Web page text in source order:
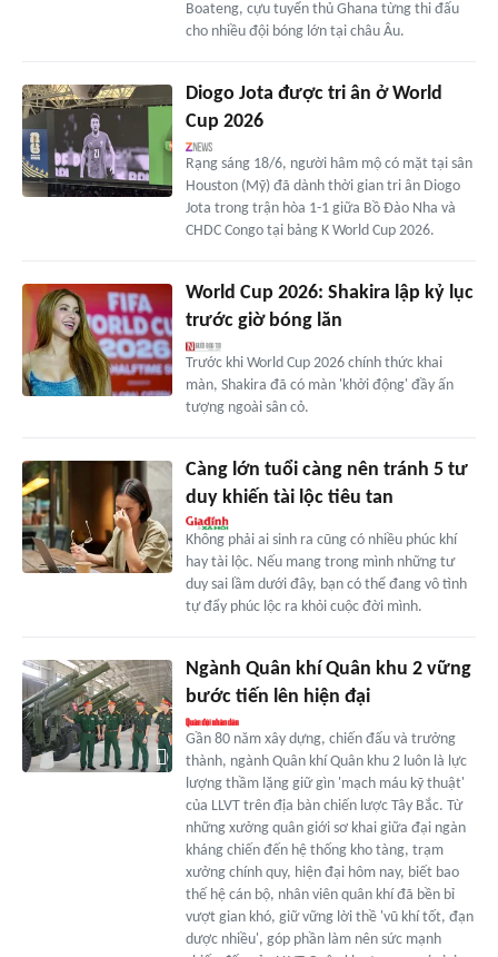
Boateng, cựu tuyển thủ Ghana từng thi đấu
cho nhiều đội bóng lớn tại châu Âu.
Diogo Jota được tri ân ở World
Cup 2026
Rạng sáng 18/6, người hâm mộ có mặt tại sân
Houston (Mỹ) đã dành thời gian tri ân Diogo
Jota trong trận hòa 1-1 giữa Bồ Đào Nha và
CHDC Congo tại bảng K World Cup 2026.
World Cup 2026: Shakira lập kỷ lục
trước giờ bóng lăn
Trước khi World Cup 2026 chính thức khai
màn, Shakira đã có màn 'khởi động' đầy ấn
tượng ngoài sân cỏ.
Càng lớn tuổi càng nên tránh 5 tư
duy khiến tài lộc tiêu tan
Không phải ai sinh ra cũng có nhiều phúc khí
hay tài lộc. Nếu mang trong mình những tư
duy sai lầm dưới đây, bạn có thể đang vô tình
tự đẩy phúc lộc ra khỏi cuộc đời mình.
Ngành Quân khí Quân khu 2 vững
bước tiến lên hiện đại
Gần 80 năm xây dựng, chiến đấu và trưởng
thành, ngành Quân khí Quân khu 2 luôn là lực
lượng thầm lặng giữ gìn 'mạch máu kỹ thuật'
của LLVT trên địa bàn chiến lược Tây Bắc. Từ
những xưởng quân giới sơ khai giữa đại ngàn
kháng chiến đến hệ thống kho tàng, trạm
xưởng chính quy, hiện đại hôm nay, biết bao
thế hệ cán bộ, nhân viên quân khí đã bền bỉ
vượt gian khó, giữ vững lời thề 'vũ khí tốt, đạn
dược nhiều', góp phần làm nên sức mạnh